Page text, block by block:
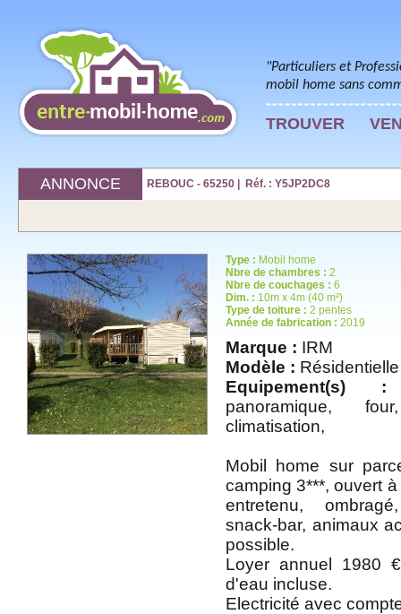
"Particuliers et
mobil home sans
TROUVER
ANNONCE REBOUC - 65250 | Réf. : Y5JP2DC8
Type : Mobil home
Nbre de chambres : 2
Nbre de couchages : 6
Dim. : 10m x 4m (40 m²)
Type de toiture : 2 pentes
Année de fabrication : 2019
Marque : IRM
Modèle : Résidentielle
Equipement(s) :
panoramique,
climatisation,
Mobil home sur
camping 3***, ouvert
entretenu,
snack-bar, animaux
possible.
Loyer annuel 1980
d'eau incluse.
Electricité avec